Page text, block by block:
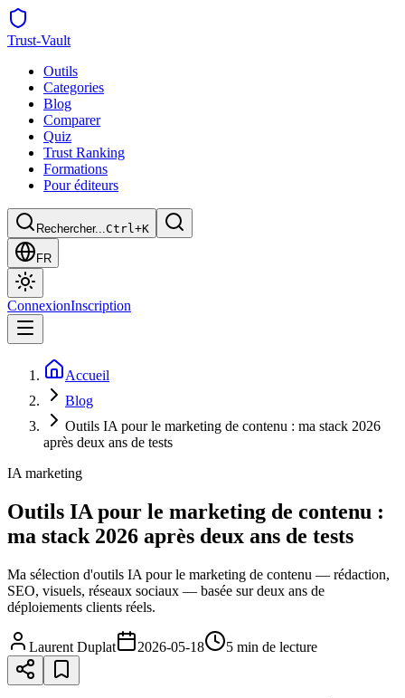
Trust-Vault
Outils
Categories
Blog
Comparer
Quiz
Trust Ranking
Formations
Pour éditeurs
Rechercher...Ctrl+K
FR
ConnexionInscription
Accueil
Blog
Outils IA pour le marketing de contenu : ma stack 2026
après deux ans de tests
IA marketing
Outils IA pour le marketing de contenu :
ma stack 2026 après deux ans de tests
Ma sélection d'outils IA pour le marketing de contenu — rédaction,
SEO, visuels, réseaux sociaux — basée sur deux ans de
déploiements clients réels.
Laurent Duplat 2026-05-18 5 min de lecture